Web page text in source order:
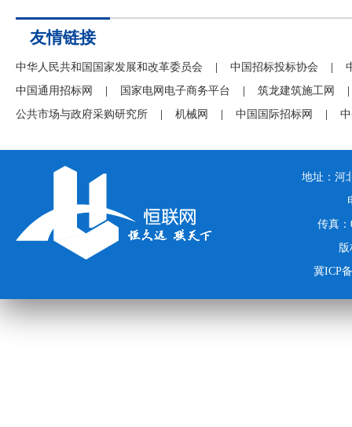
友情链接
中华人民共和国国家发展和改革委员会 中国招标投标协会
中国通用招标网
国家电网电子商务平台 筑龙建筑施工网
公共市场与政府采购研究所
机械网 中国国际招标网
地址：河
传真
冀ICP